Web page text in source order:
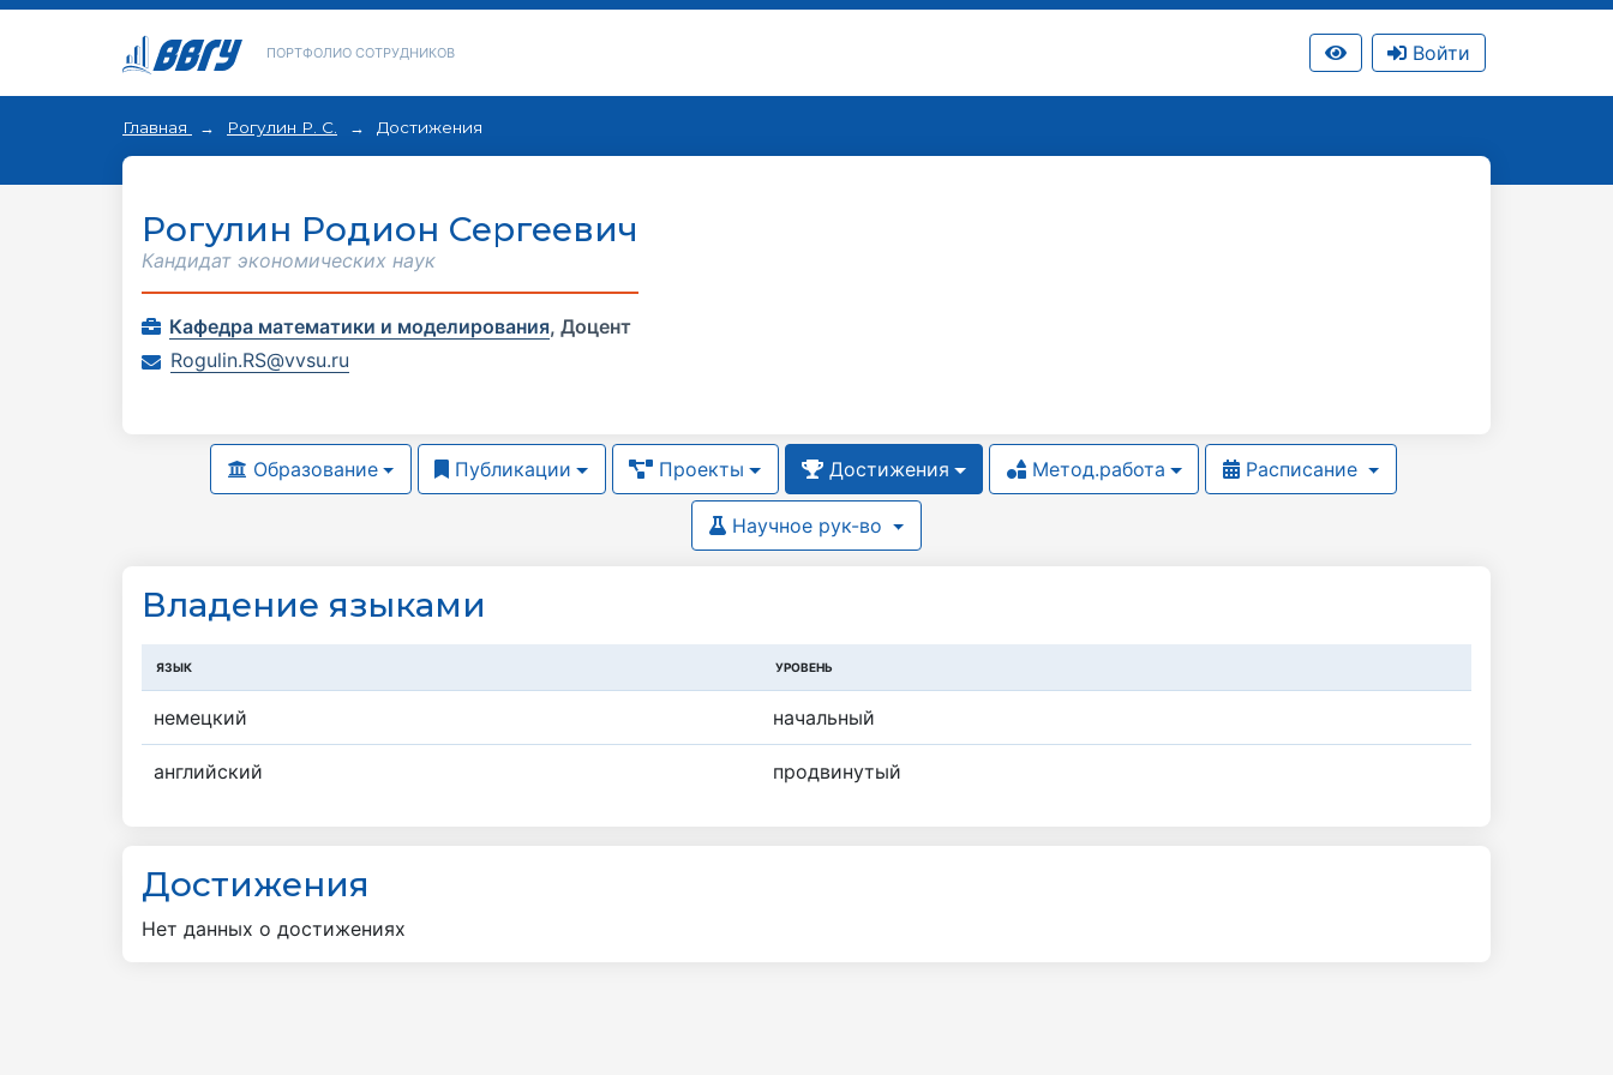
ПОРТФОЛИО СОТРУДНИКОВ Войти
Главная Рогулин Р. С. Достижения
Рогулин Родион Сергеевич
Кандидат экономических наук
Кафедра математики и моделирования, Доцент
Rogulin.RS@vvsu.ru
Образование Публикации Проекты Достижения Метод.работа Расписание
Научное рук-во
Владение языками
ЯЗЫК УРОВЕНЬ
немецкий начальный
английский продвинутый
Достижения
Нет данных о достижениях